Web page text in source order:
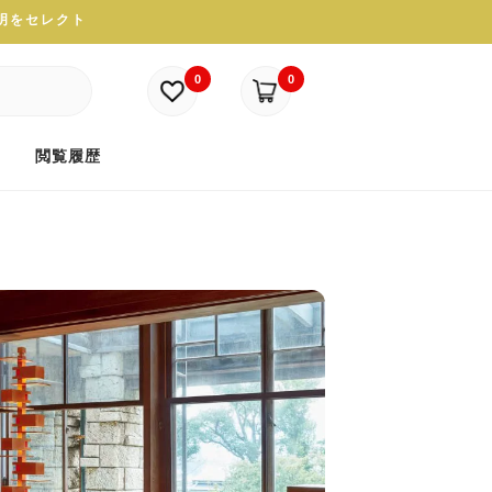
セレクト
0 0
閲覧履歴